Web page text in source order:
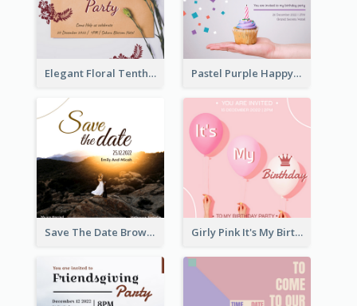
Elegant Floral Tenth Birthday Party Invitation Pastel Purple Happy Birthday Party Invitation
Save The Date Brown Marriage Invitation Girly Pink It's My Birthday Invitation